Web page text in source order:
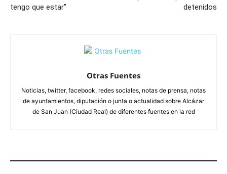
tengo que estar"
detenidos
Otras Fuentes
Noticias, twitter, facebook, redes sociales, notas de prensa, notas
de ayuntamientos, diputación o junta o actualidad sobre Alcázar
de San Juan (Ciudad Real) de diferentes fuentes en la red